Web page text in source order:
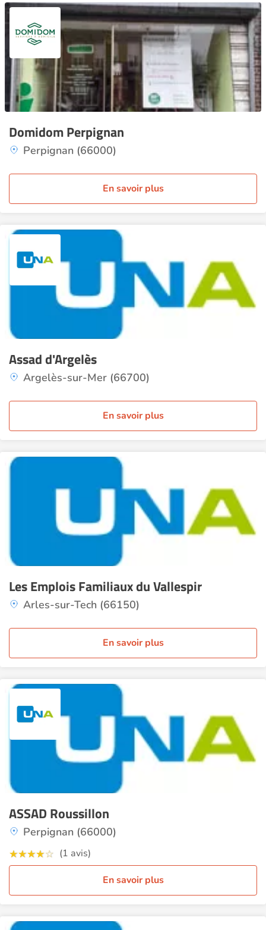
Domidom Perpignan
Perpignan (66000)
En savoir plus
Assad d'Argelès
Argelès-sur-Mer (66700)
En savoir plus
Les Emplois Familiaux du Vallespir
Arles-sur-Tech (66150)
En savoir plus
ASSAD Roussillon
Perpignan (66000)
(1 avis)
En savoir plus